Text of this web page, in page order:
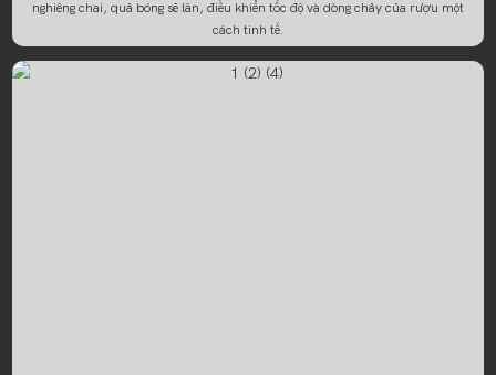
nghiêng chai, quả bóng sẽ lăn, điều khiển tốc độ và dòng chảy của rượu một
cách tinh tế.